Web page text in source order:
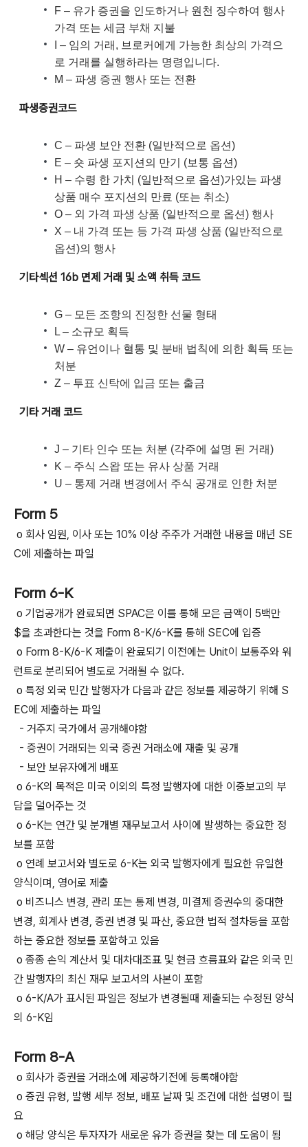
F – 유가 증권을 인도하거나 원천 징수하여 행사
가격 또는 세금 부채 지불
I – 임의 거래, 브로커에게 가능한 최상의 가격으
로 거래를 실행하라는 명령입니다.
M – 파생 증권 행사 또는 전환
파생증권코드
C – 파생 보안 전환 (일반적으로 옵션)
E – 숏 파생 포지션의 만기 (보통 옵션)
H – 수령 한 가치 (일반적으로 옵션)가있는 파생
상품 매수 포지션의 만료 (또는 취소)
O – 외 가격 파생 상품 (일반적으로 옵션) 행사
X – 내 가격 또는 등 가격 파생 상품 (일반적으로
옵션)의 행사
기타섹션 16b 면제 거래 및 소액 취득 코드
G – 모든 조항의 진정한 선물 형태
L – 소규모 획득
W – 유언이나 혈통 및 분배 법칙에 의한 획득 또는
처분
Z – 투표 신탁에 입금 또는 출금
기타 거래 코드
J – 기타 인수 또는 처분 (각주에 설명 된 거래)
K – 주식 스왑 또는 유사 상품 거래
U – 통제 거래 변경에서 주식 공개로 인한 처분
Form 5
o 회사 임원, 이사 또는 10% 이상 주주가 거래한 내용을 매년 SE
C에 제출하는 파일
Form 6-K
o 기업공개가 완료되면 SPAC은 이를 통해 모은 금액이 5백만
$을 초과한다는 것을 Form 8-K/6-K를 통해 SEC에 입증
o Form 8-K/6-K 제출이 완료되기 이전에는 Unit이 보통주와 워
런트로 분리되어 별도로 거래될 수 없다.
o 특정 외국 민간 발행자가 다음과 같은 정보를 제공하기 위해 S
EC에 제출하는 파일
- 거주지 국가에서 공개해야함
- 증권이 거래되는 외국 증권 거래소에 재출 및 공개
- 보안 보유자에게 배포
o 6-K의 목적은 미국 이외의 특정 발행자에 대한 이중보고의 부
담을 덜어주는 것
o 6-K는 연간 및 분개별 재무보고서 사이에 발생하는 중요한 정
보를 포함
o 연례 보고서와 별도로 6-K는 외국 발행자에게 필요한 유일한
양식이며, 영어로 제출
o 비즈니스 변경, 관리 또는 통제 변경, 미결제 증권수의 중대한
변경, 회계사 변경, 증권 변경 및 파산, 중요한 법적 절차등을 포함
하는 중요한 정보를 포함하고 있음
o 종종 손익 계산서 및 대차대조표 및 현금 흐름표와 같은 외국 민
간 발행자의 최신 재무 보고서의 사본이 포함
o 6-K/A가 표시된 파일은 정보가 변경될때 제출되는 수정된 양식
의 6-K임
Form 8-A
o 회사가 증권을 거래소에 제공하기전에 등록해야함
o 증권 유형, 발행 세부 정보, 배포 날짜 및 조건에 대한 설명이 필
요
o 해당 양식은 투자자가 새로운 유가 증권을 찾는 데 도움이 됨